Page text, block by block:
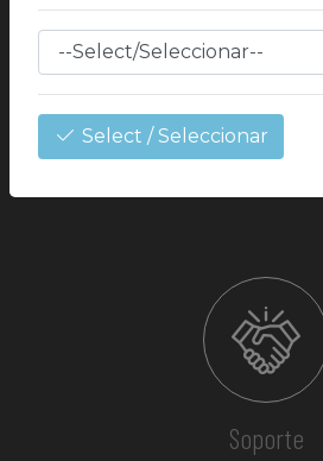
Seguridad
Soporte
Select / Seleccionar